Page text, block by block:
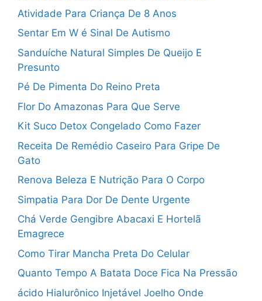
Atividade Para Criança De 8 Anos
Sentar Em W é Sinal De Autismo
Sanduíche Natural Simples De Queijo E
Presunto
Pé De Pimenta Do Reino Preta
Flor Do Amazonas Para Que Serve
Kit Suco Detox Congelado Como Fazer
Receita De Remédio Caseiro Para Gripe De
Gato
Renova Beleza E Nutrição Para O Corpo
Simpatia Para Dor De Dente Urgente
Chá Verde Gengibre Abacaxi E Hortelã
Emagrece
Como Tirar Mancha Preta Do Celular
Quanto Tempo A Batata Doce Fica Na Pressão
ácido Hialurônico Injetável Joelho Onde